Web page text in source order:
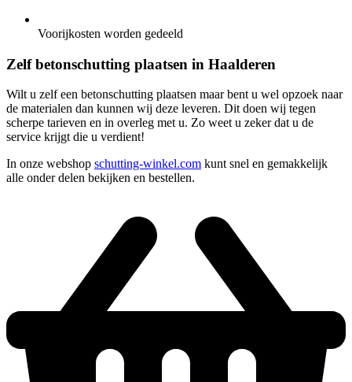
Voorijkosten worden gedeeld
Zelf betonschutting plaatsen in Haalderen
Wilt u zelf een betonschutting plaatsen maar bent u wel opzoek naar
de materialen dan kunnen wij deze leveren. Dit doen wij tegen
scherpe tarieven en in overleg met u. Zo weet u zeker dat u de
service krijgt die u verdient!
In onze webshop schutting-winkel.com kunt snel en gemakkelijk
alle onder delen bekijken en bestellen.